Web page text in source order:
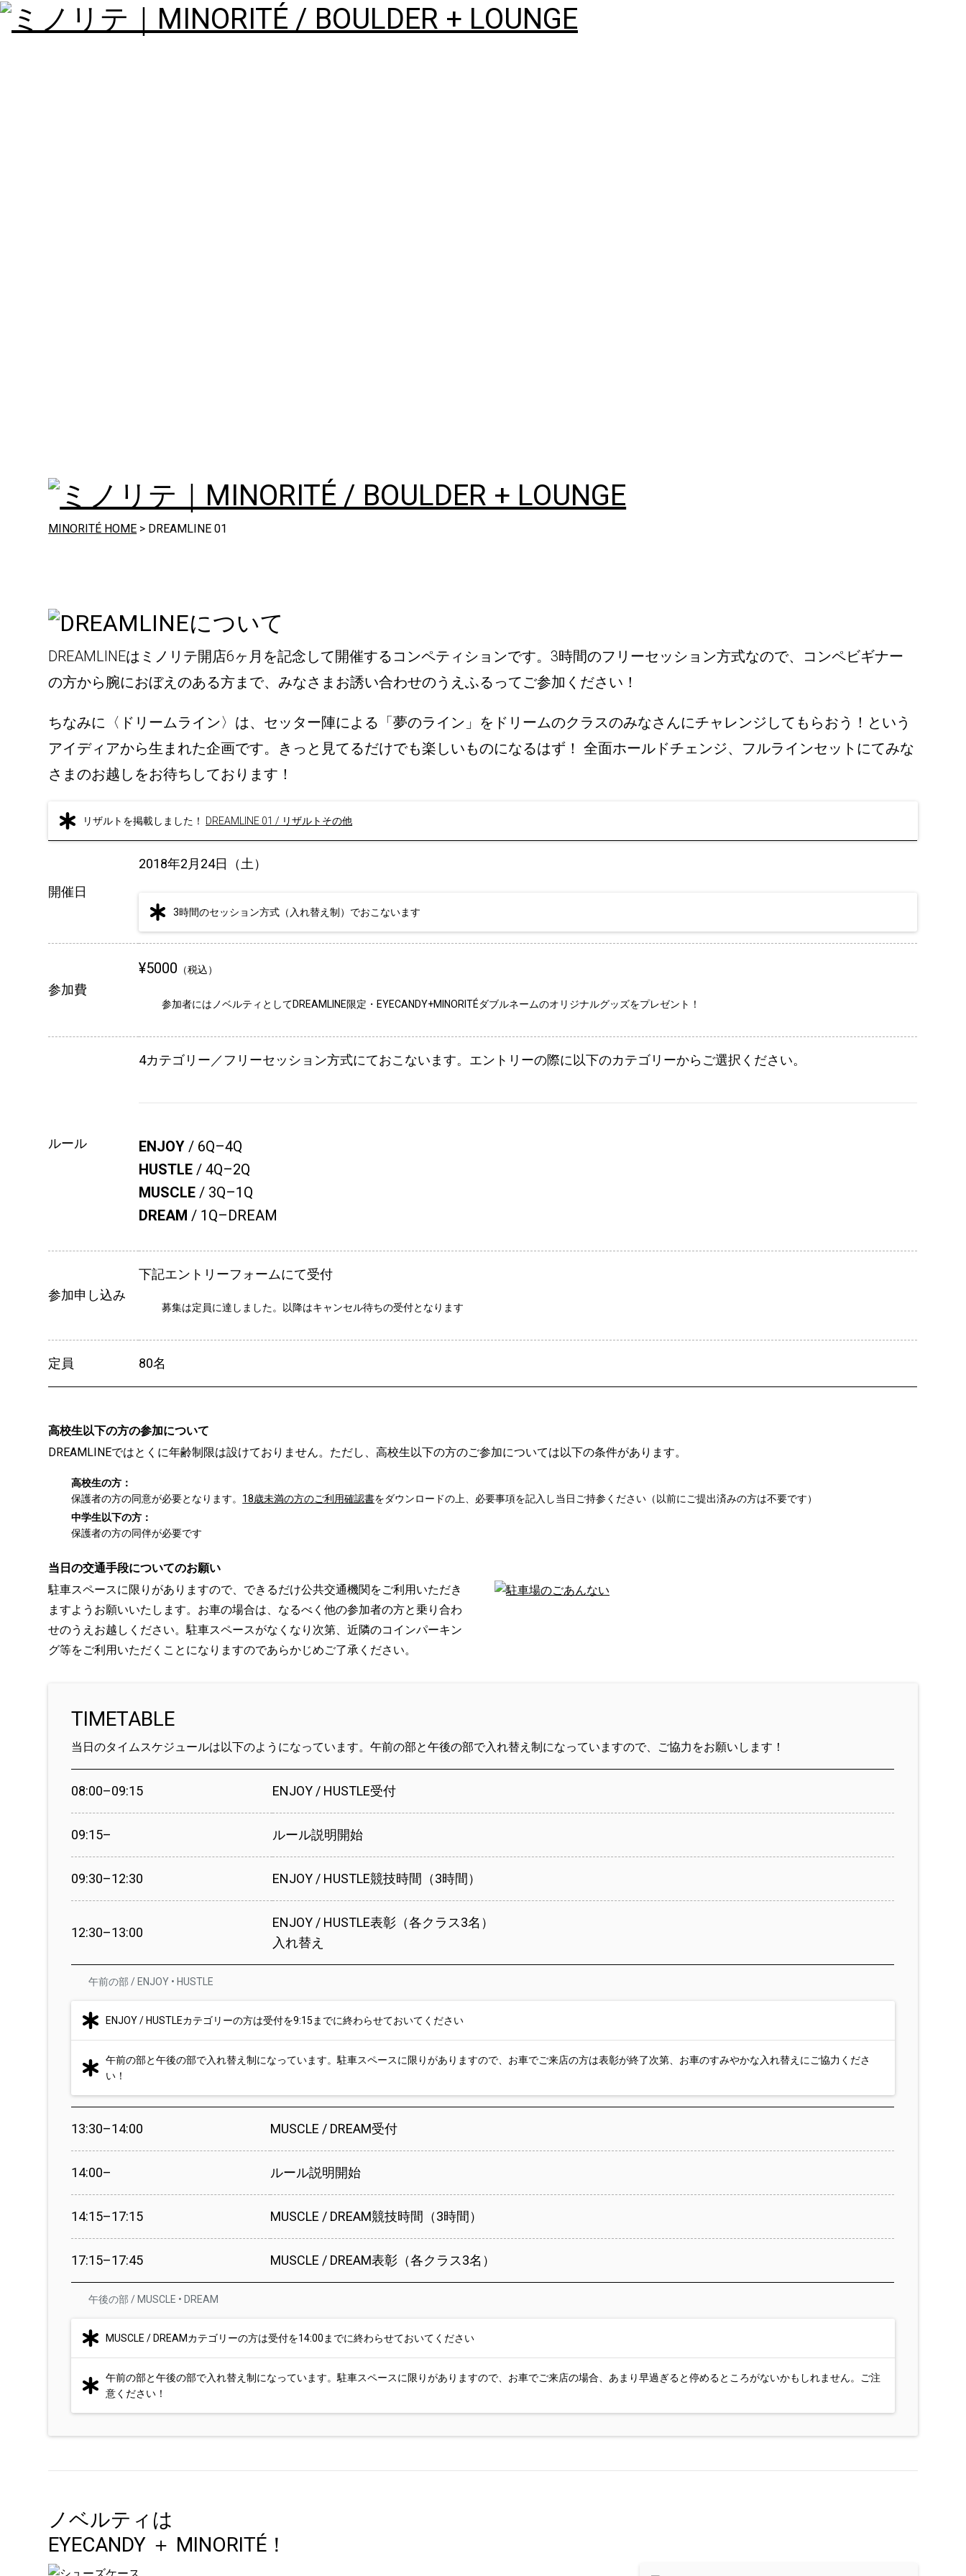
MINORITÉ HOME > DREAMLINE 01
DREAMLINEはミノリテ開店6ヶ月を記念して開催するコンペティションです。3時間のフリーセッション方式なので、コンペビギナー
の方から腕におぼえのある方まで、みなさまお誘い合わせのうえふるってご参加ください！
ちなみに〈ドリームライン〉は、セッター陣による「夢のライン」をドリームのクラスのみなさんにチャレンジしてもらおう！という
アイディアから生まれた企画です。きっと見てるだけでも楽しいものになるはず！ 全面ホールドチェンジ、フルラインセットにてみな
さまのお越しをお待ちしております！
リザルトを掲載しました！ DREAMLINE 01 / リザルトその他
開催日
2018年2月24日（土）
3時間のセッション方式（入れ替え制）でおこないます
参加費
¥5000 （税込）
参加者にはノベルティとしてDREAMLINE限定・EYECANDY+MINORITÉダブルネームのオリジナルグッズをプレゼント！
ルール
4カテゴリー／フリーセッション方式にておこないます。エントリーの際に以下のカテゴリーからご選択ください。
ENJOY / 6Q–4Q
HUSTLE / 4Q–2Q
MUSCLE / 3Q–1Q
DREAM / 1Q–DREAM
参加申し込み
下記エントリーフォームにて受付
募集は定員に達しました。以降はキャンセル待ちの受付となります
定員 80名
高校生以下の方の参加について
DREAMLINEではとくに年齢制限は設けておりません。ただし、高校生以下の方のご参加については以下の条件があります。
高校生の方：
保護者の方の同意が必要となります。 18歳未満の方のご利用確認書をダウンロードの上、必要事項を記入し当日ご持参ください（以前にご提出済みの方は不要です）
中学生以下の方：
保護者の方の同伴が必要です
当日の交通手段についてのお願い
駐車スペースに限りがありますので、できるだけ公共交通機関をご利用いただき
ますようお願いいたします。お車の場合は、なるべく他の参加者の方と乗り合わ
せのうえお越しください。駐車スペースがなくなり次第、近隣のコインパーキン
グ等をご利用いただくことになりますのであらかじめご了承ください。
TIMETABLE
当日のタイムスケジュールは以下のようになっています。午前の部と午後の部で入れ替え制になっていますので、ご協力をお願いします！
午前の部 / ENJOY • HUSTLE
08:00–09:15 ENJOY / HUSTLE受付
09:15– ルール説明開始
09:30–12:30 ENJOY / HUSTLE競技時間（3時間）
12:30–13:00
ENJOY / HUSTLE表彰（各クラス3名）
入れ替え
ENJOY / HUSTLEカテゴリーの方は受付を9:15までに終わらせておいてください
午前の部と午後の部で入れ替え制になっています。駐車スペースに限りがありますので、お車でご来店の方は表彰が終了次第、お車のすみやかな入れ替えにご協力くださ
い！
午後の部 / MUSCLE • DREAM
13:30–14:00 MUSCLE / DREAM受付
14:00– ルール説明開始
14:15–17:15 MUSCLE / DREAM競技時間（3時間）
17:15–17:45 MUSCLE / DREAM表彰（各クラス3名）
MUSCLE / DREAMカテゴリーの方は受付を14:00までに終わらせておいてください
午前の部と午後の部で入れ替え制になっています。駐車スペースに限りがありますので、お車でご来店の場合、あまり早過ぎると停めるところがないかもしれません。ご注
意ください！
ノベルティは
EYECANDY ＋ MINORITÉ！